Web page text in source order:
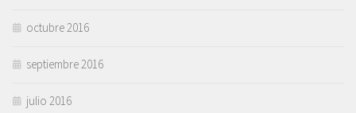
octubre 2016
septiembre 2016
julio 2016